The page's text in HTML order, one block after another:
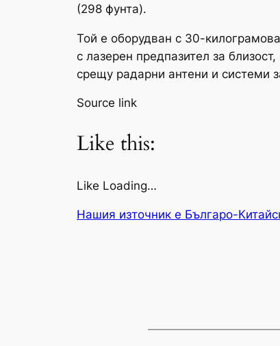
(298 фунта).
Той е оборудван с 30-
с лазерен предпазител за
срещу радарни антени и системи
Source link
Like this:
Like Loading…
Нашия източник е Българо-